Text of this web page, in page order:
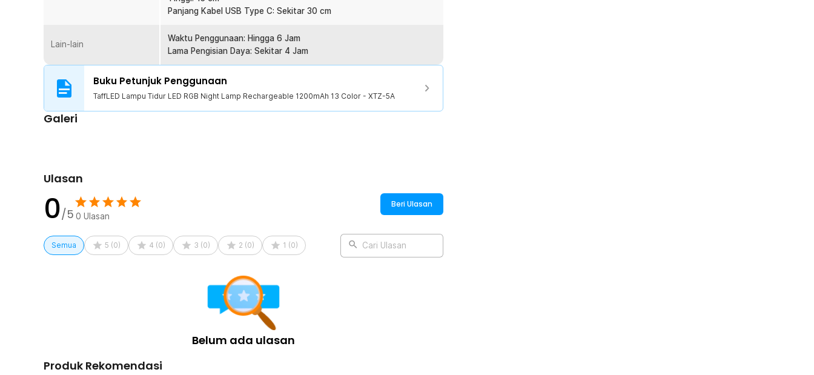
Panjang Kabel USB Type C: Sekitar 30 cm
Lain-lain
Waktu Penggunaan: Hingga 6 Jam
Lama Pengisian Daya: Sekitar 4 Jam
Buku Petunjuk Penggunaan
TaffLED Lampu Tidur LED RGB Night Lamp Rechargeable 1200mAh 13 Color - XTZ-5A
Galeri
Ulasan
0/5 0 Ulasan
Beri Ulasan
Semua 5 (0) 4 (0) 3 (0) 2 (0) 1 (0) Cari Ulasan
Belum ada ulasan
Produk Rekomendasi